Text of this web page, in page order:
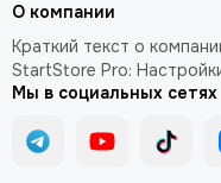
О компании
Краткий текст о
StartStore Pro:
Мы в социальных сетях